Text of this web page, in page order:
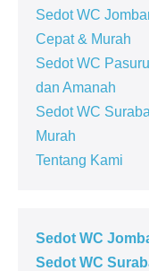
Sedot WC
Cepat & Murah
Sedot WC
dan Amanah
Sedot WC
Murah
Tentang Kami
Sedot WC
Sedot WC